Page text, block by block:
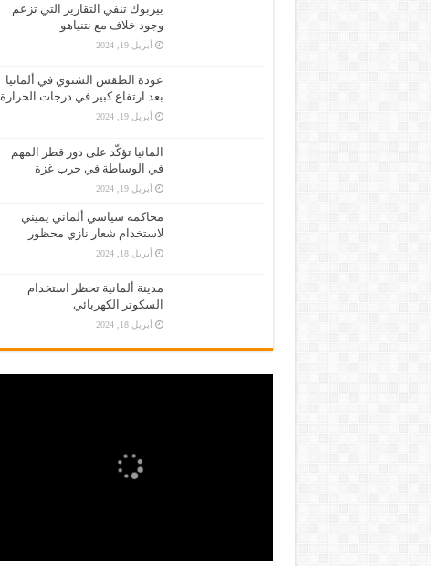
بيربوك تنفي التقارير التي تزعم
وجود خلاف مع نتنياهو
أبريل 19, 2024
عودة الطقس الشتوي في ألمانيا
بعد ارتفاع كبير في درجات الحرارة
أبريل 19, 2024
المانيا تؤكّد على دور قطر المهم
في الوساطة في حرب غزة
أبريل 19, 2024
محاكمة سياسي ألماني يميني
لاستخدام شعار نازي محظور
أبريل 18, 2024
مدينة ألمانية تحظر استخدام
السكوتر الكهربائي
أبريل 18, 2024